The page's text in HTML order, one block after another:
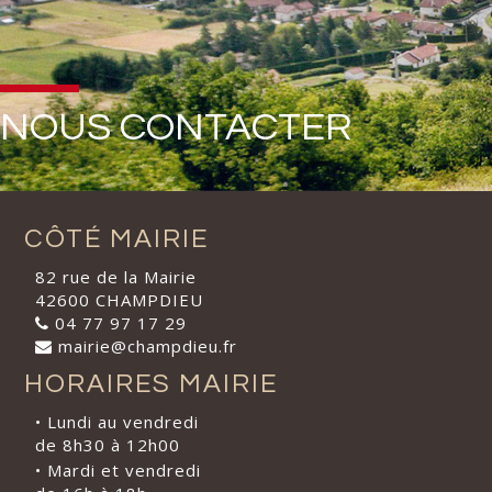
NOUS CONTACTER
CÔTÉ MAIRIE
82 rue de la Mairie
42600 CHAMPDIEU
04 77 97 17 29
mairie@champdieu.fr
HORAIRES MAIRIE
• Lundi au vendredi
de 8h30 à 12h00
• Mardi et vendredi